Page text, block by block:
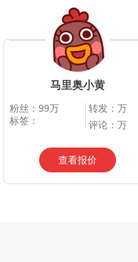
马里奥小黄
粉丝：99万
标签：
转发：万
评论：万
查看报价